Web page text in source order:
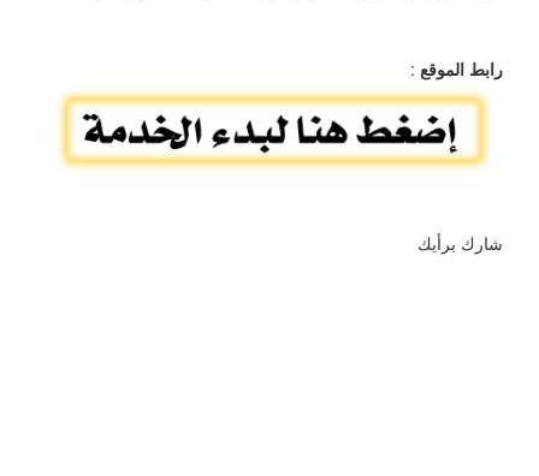
رابط الموقع :
شارك برأيك